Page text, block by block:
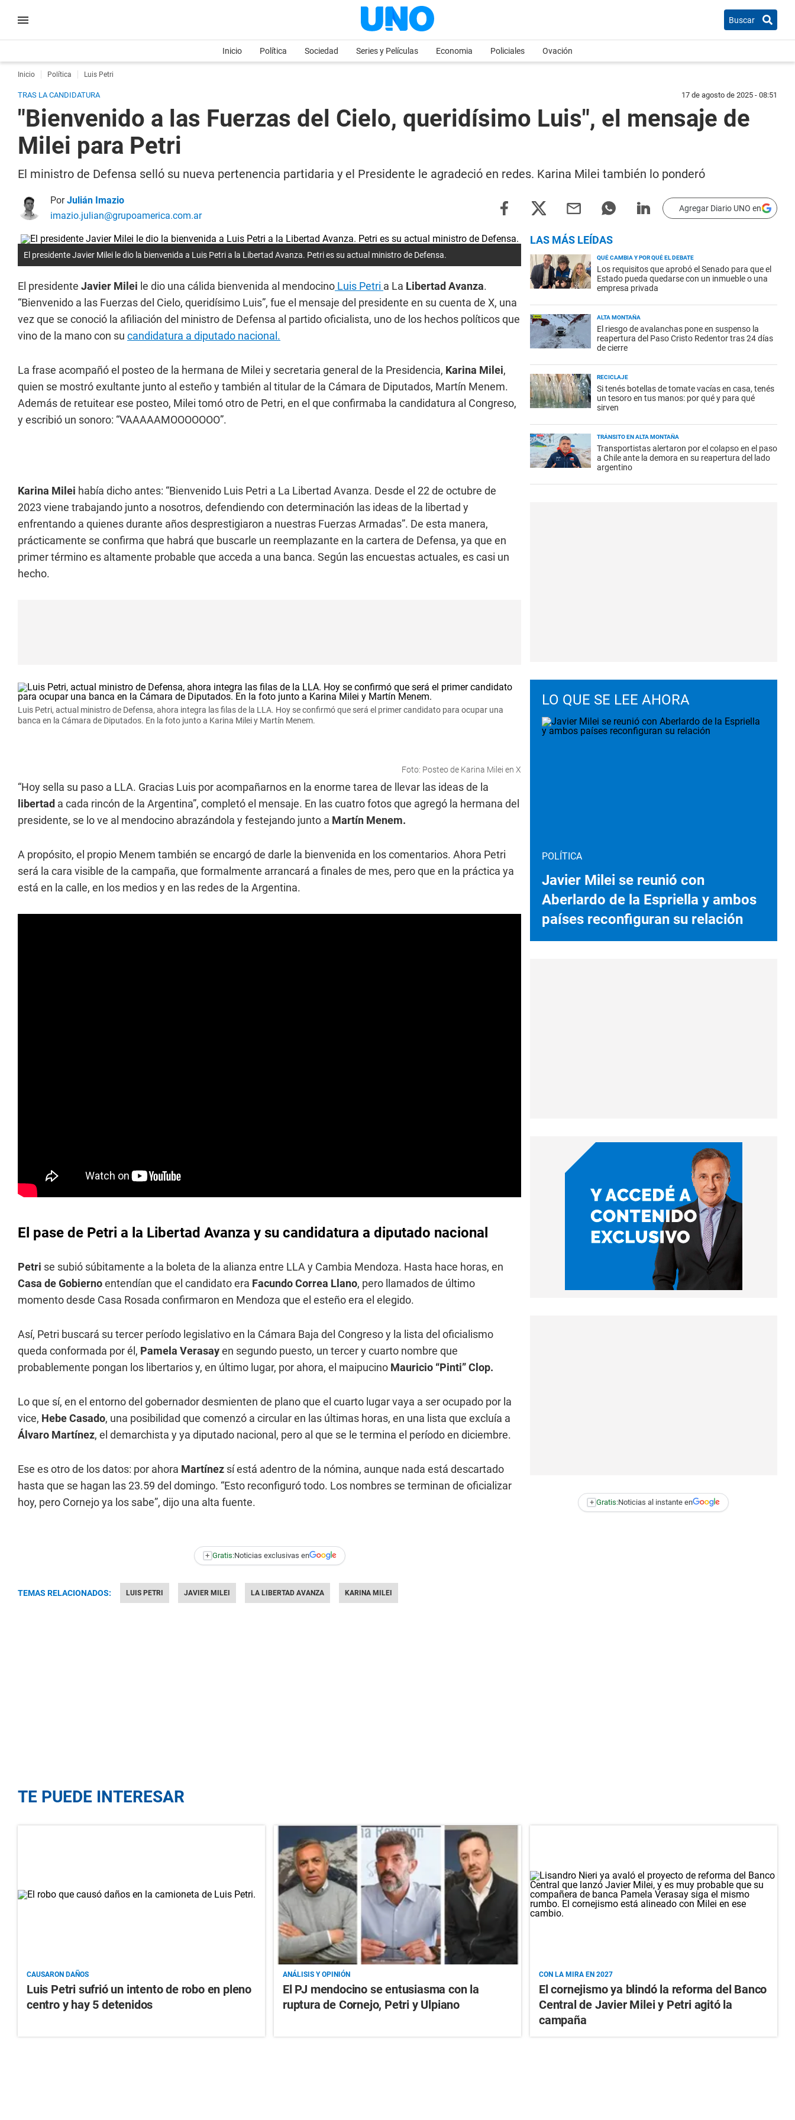
Buscar
Inicio Política Sociedad Series y Películas Economia Policiales Ovación
Inicio Política Luis Petri
TRAS LA CANDIDATURA 17 de agosto de 2025 - 08:51
"Bienvenido a las Fuerzas del Cielo, queridísimo Luis", el mensaje de
Milei para Petri
El ministro de Defensa selló su nueva pertenencia partidaria y el Presidente le agradeció en redes. Karina Milei también lo ponderó
PorJulián Imazio
imazio.julian@grupoamerica.com.ar
Agregar Diario UNO en
El presidente Javier Milei le dio la bienvenida a Luis Petri a la Libertad Avanza. Petri es su actual ministro de Defensa.
El presidente Javier Milei le dio una cálida bienvenida al mendocino Luis Petri a La Libertad Avanza.
“Bienvenido a las Fuerzas del Cielo, queridísimo Luis”, fue el mensaje del presidente en su cuenta de X, una
vez que se conoció la afiliación del ministro de Defensa al partido oficialista, uno de los hechos políticos que
vino de la mano con su candidatura a diputado nacional.
La frase acompañó el posteo de la hermana de Milei y secretaria general de la Presidencia, Karina Milei,
quien se mostró exultante junto al esteño y también al titular de la Cámara de Diputados, Martín Menem.
Además de retuitear ese posteo, Milei tomó otro de Petri, en el que confirmaba la candidatura al Congreso,
y escribió un sonoro: “VAAAAAMOOOOOOO”.
Karina Milei había dicho antes: “Bienvenido Luis Petri a La Libertad Avanza. Desde el 22 de octubre de
2023 viene trabajando junto a nosotros, defendiendo con determinación las ideas de la libertad y
enfrentando a quienes durante años desprestigiaron a nuestras Fuerzas Armadas”. De esta manera,
prácticamente se confirma que habrá que buscarle un reemplazante en la cartera de Defensa, ya que en
primer término es altamente probable que acceda a una banca. Según las encuestas actuales, es casi un
hecho.
Luis Petri, actual ministro de Defensa, ahora integra las filas de la LLA. Hoy se confirmó que será el primer candidato para ocupar una
banca en la Cámara de Diputados. En la foto junto a Karina Milei y Martín Menem.
Foto: Posteo de Karina Milei en X
“Hoy sella su paso a LLA. Gracias Luis por acompañarnos en la enorme tarea de llevar las ideas de la
libertad a cada rincón de la Argentina”, completó el mensaje. En las cuatro fotos que agregó la hermana del
presidente, se lo ve al mendocino abrazándola y festejando junto a Martín Menem.
A propósito, el propio Menem también se encargó de darle la bienvenida en los comentarios. Ahora Petri
será la cara visible de la campaña, que formalmente arrancará a finales de mes, pero que en la práctica ya
está en la calle, en los medios y en las redes de la Argentina.
El pase de Petri a la Libertad Avanza y su candidatura a diputado nacional
Petri se subió súbitamente a la boleta de la alianza entre LLA y Cambia Mendoza. Hasta hace horas, en
Casa de Gobiernoentendían que el candidato era Facundo Correa Llano, pero llamados de último
momento desde Casa Rosada confirmaron en Mendoza que el esteño era el elegido.
Así, Petri buscará su tercer período legislativo en la Cámara Baja del Congreso y la lista del oficialismo
queda conformada por él, Pamela Verasayen segundo puesto, un tercer y cuarto nombre que
probablemente pongan los libertarios y, en último lugar, por ahora, el maipucino Mauricio “Pinti” Clop.
Lo que sí, en el entorno del gobernador desmienten de plano que el cuarto lugar vaya a ser ocupado por la
vice, Hebe Casado, una posibilidad que comenzó a circular en las últimas horas, en una lista que excluía a
Álvaro Martínez, el demarchista y ya diputado nacional, pero al que se le termina el período en diciembre.
Ese es otro de los datos: por ahora Martínez sí está adentro de la nómina, aunque nada está descartado
hasta que se hagan las 23.59 del domingo. “Esto reconfiguró todo. Los nombres se terminan de oficializar
hoy, pero Cornejo ya los sabe”, dijo una alta fuente.
+ Gratis:Noticias exclusivas en
TEMAS RELACIONADOS: LUIS PETRI JAVIER MILEI LA LIBERTAD AVANZA KARINA MILEI
LAS MÁS LEÍDAS
QUÉ CAMBIA Y POR QUÉ EL DEBATE
Los requisitos que aprobó el Senado para que el
Estado pueda quedarse con un inmueble o una
empresa privada
ALTA MONTAÑA
El riesgo de avalanchas pone en suspenso la
reapertura del Paso Cristo Redentor tras 24 días
de cierre
RECICLAJE
Si tenés botellas de tomate vacías en casa, tenés
un tesoro en tus manos: por qué y para qué
sirven
TRÁNSITO EN ALTA MONTAÑA
Transportistas alertaron por el colapso en el paso
a Chile ante la demora en su reapertura del lado
argentino
LO QUE SE LEE AHORA
POLÍTICA
Javier Milei se reunió con
Aberlardo de la Espriella y ambos
países reconfiguran su relación
+ Gratis:Noticias al instante en
TE PUEDE INTERESAR
CAUSARON DAÑOS
Luis Petri sufrió un intento de robo en pleno
centro y hay 5 detenidos
ANÁLISIS Y OPINIÓN
El PJ mendocino se entusiasma con la
ruptura de Cornejo, Petri y Ulpiano
CON LA MIRA EN 2027
El cornejismo ya blindó la reforma del Banco
Central de Javier Milei y Petri agitó la
campaña